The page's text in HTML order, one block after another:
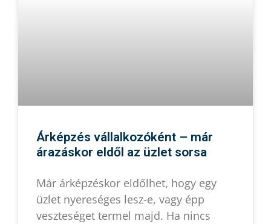
Árképzés vállalkozóként – már
árazáskor eldől az üzlet sorsa
Már árképzéskor eldőlhet, hogy egy
üzlet nyereséges lesz-e, vagy épp
veszteséget termel majd. Ha nincs